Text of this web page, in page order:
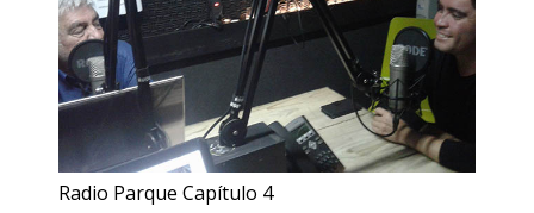
Radio Parque Capítulo 4